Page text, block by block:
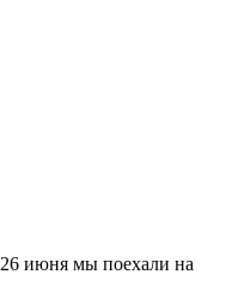
26 июня мы поехали на